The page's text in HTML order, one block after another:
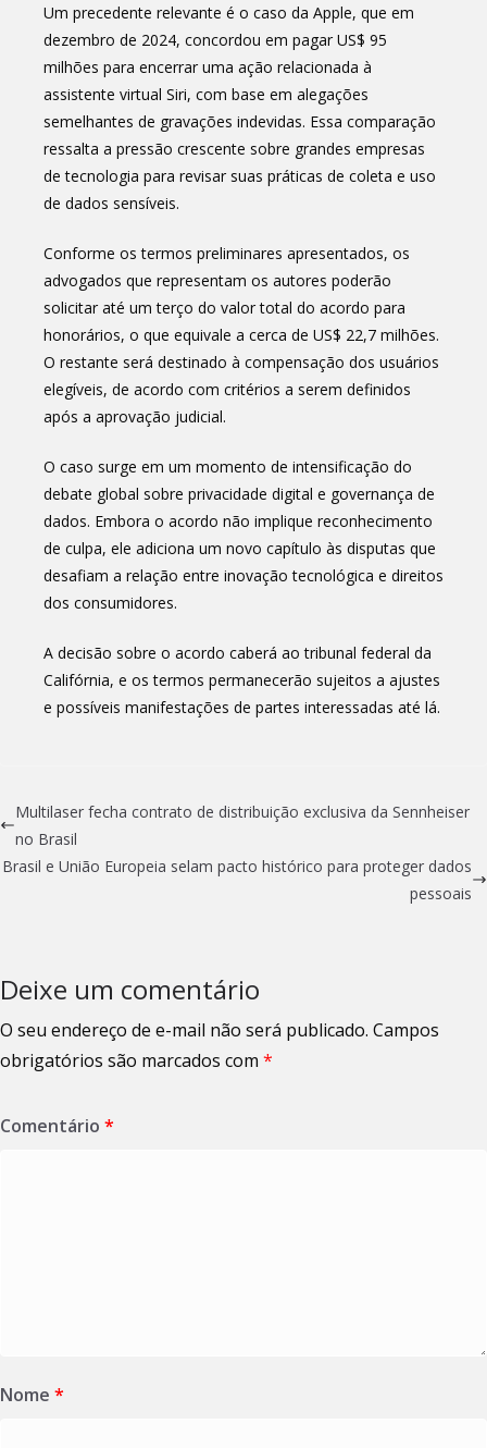
Um precedente relevante é o caso da Apple, que em
dezembro de 2024, concordou em pagar US$ 95
milhões para encerrar uma ação relacionada à
assistente virtual Siri, com base em alegações
semelhantes de gravações indevidas. Essa comparação
ressalta a pressão crescente sobre grandes empresas
de tecnologia para revisar suas práticas de coleta e uso
de dados sensíveis.
Conforme os termos preliminares apresentados, os
advogados que representam os autores poderão
solicitar até um terço do valor total do acordo para
honorários, o que equivale a cerca de US$ 22,7 milhões.
O restante será destinado à compensação dos usuários
elegíveis, de acordo com critérios a serem definidos
após a aprovação judicial.
O caso surge em um momento de intensificação do
debate global sobre privacidade digital e governança de
dados. Embora o acordo não implique reconhecimento
de culpa, ele adiciona um novo capítulo às disputas que
desafiam a relação entre inovação tecnológica e direitos
dos consumidores.
A decisão sobre o acordo caberá ao tribunal federal da
Califórnia, e os termos permanecerão sujeitos a ajustes
e possíveis manifestações de partes interessadas até lá.
Multilaser fecha contrato de distribuição exclusiva da Sennheiser
no Brasil
Brasil e União Europeia selam pacto histórico para proteger dados
pessoais
Deixe um comentário
O seu endereço de e-mail não será publicado. Campos
obrigatórios são marcados com *
Comentário *
Nome *